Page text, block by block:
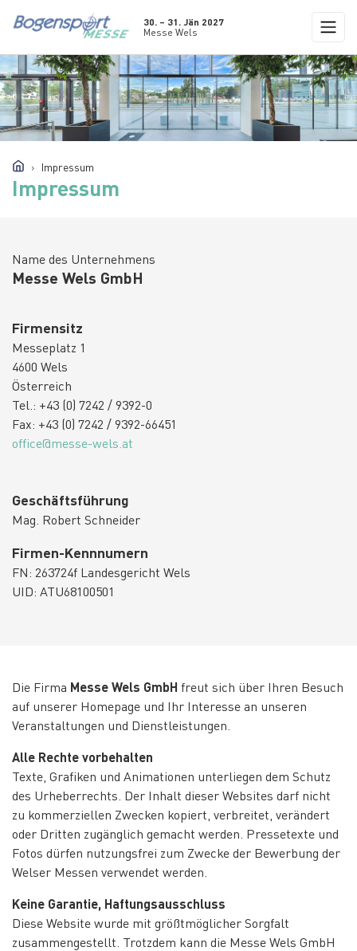
30. – 31. Jän 2027
Messe Wels
Impressum
Impressum
Name des Unternehmens
Messe Wels GmbH
Firmensitz
Messeplatz 1
4600 Wels
Österreich
Tel.: +43 (0) 7242 / 9392-0
Fax: +43 (0) 7242 / 9392-66451
office@messe-wels.at
Geschäftsführung
Mag. Robert Schneider
Firmen-Kennnumern
FN: 263724f Landesgericht Wels
UID: ATU68100501
Die Firma Messe Wels GmbH freut sich über Ihren Besuch
auf unserer Homepage und Ihr Interesse an unseren
Veranstaltungen und Dienstleistungen.
Alle Rechte vorbehalten
Texte, Grafiken und Animationen unterliegen dem Schutz
des Urheberrechts. Der Inhalt dieser Websites darf nicht
zu kommerziellen Zwecken kopiert, verbreitet, verändert
oder Dritten zugänglich gemacht werden. Pressetexte und
Fotos dürfen nutzungsfrei zum Zwecke der Bewerbung der
Welser Messen verwendet werden.
Keine Garantie, Haftungsausschluss
Diese Website wurde mit größtmöglicher Sorgfalt
zusammengestellt. Trotzdem kann die Messe Wels GmbH